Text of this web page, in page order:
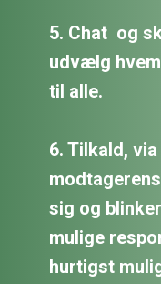
5. Chat og
udvælg
til alle.
6. Tilkald,
sig og
mulige
hurtigst